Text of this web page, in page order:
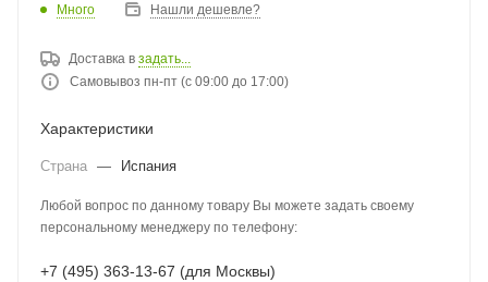
Много Нашли дешевле?
Доставка в задать...
Самовывоз пн-пт (с 09:00 до 17:00)
Характеристики
Страна — Испания
Любой вопрос по данному товару Вы можете задать своему
персональному менеджеру по телефону:
+7 (495) 363-13-67 (для Москвы)